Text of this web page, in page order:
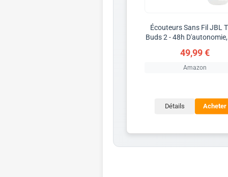
Écouteurs Sans Fil JBL
Buds 2 - 48h
49,99 €
Amazon
Détails Acheter